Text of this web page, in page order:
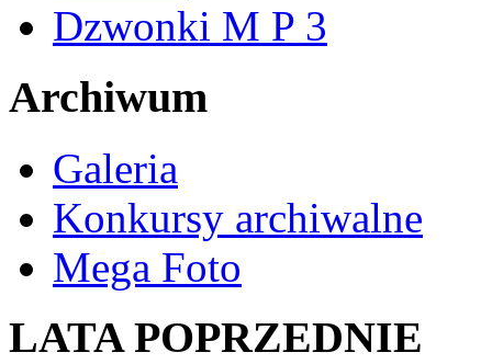
Dzwonki M P 3
Archiwum
Galeria
Konkursy archiwalne
Mega Foto
LATA POPRZEDNIE